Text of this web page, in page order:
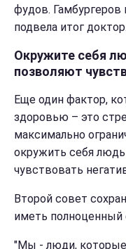
фудов.
подвела итог доктор.
Окружите себя
позволяют
Еще один фактор,
здоровью – это
максимально
окружить себя
чувствовать
Второй совет
иметь полноценный
"Мы - люди,